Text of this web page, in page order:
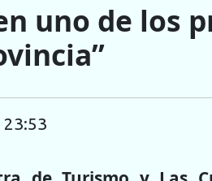
uno de los
23:53